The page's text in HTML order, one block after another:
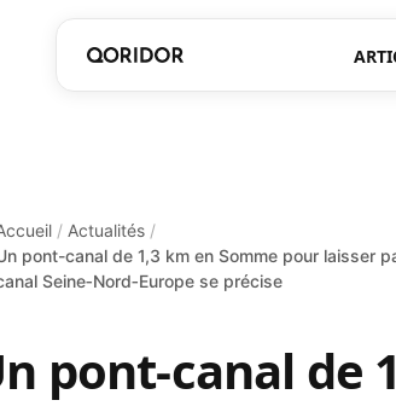
/ Actualités /
pont-canal de 1,3 km en Somme pour laisser
Seine‑Nord‑Europe se précise
pont-canal de